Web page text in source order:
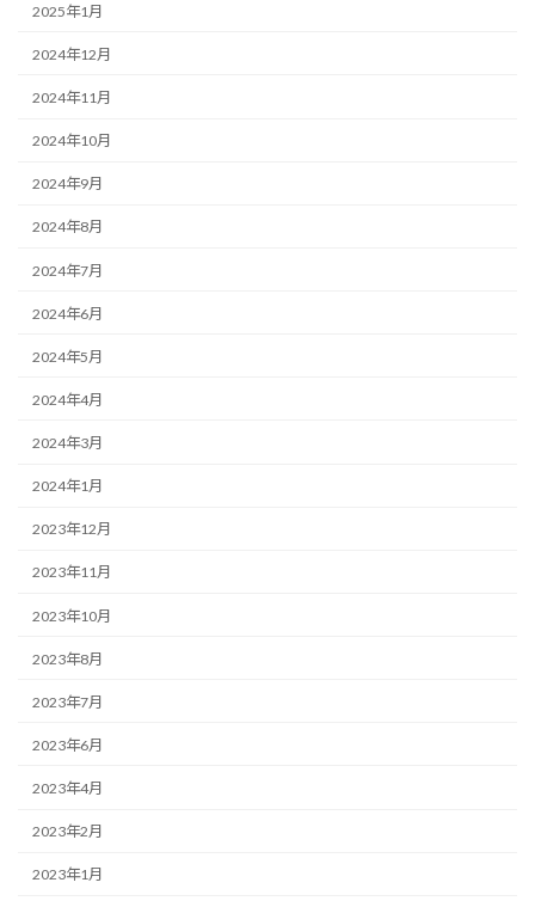
2025年1月
2024年12月
2024年11月
2024年10月
2024年9月
2024年8月
2024年7月
2024年6月
2024年5月
2024年4月
2024年3月
2024年1月
2023年12月
2023年11月
2023年10月
2023年8月
2023年7月
2023年6月
2023年4月
2023年2月
2023年1月